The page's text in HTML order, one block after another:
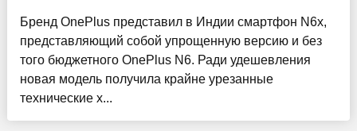
Бренд OnePlus представил в Индии смартфон N6x,
представляющий собой упрощенную версию и без
того бюджетного OnePlus N6. Ради удешевления
новая модель получила крайне урезанные
технические х...